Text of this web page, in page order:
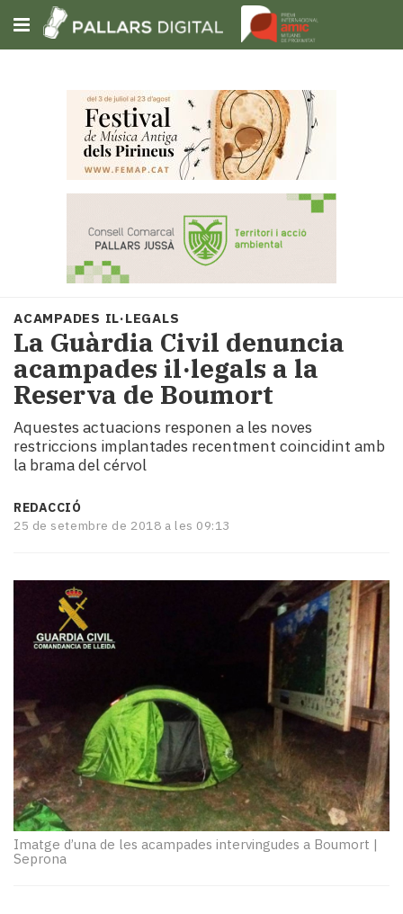
Subscriu-t'hi
Portada
Societat
Política
i
municipis
Economia
turisme
Cultura
Mai
tant!
mitjans
temps
Reportatges
A
escena!
Dis
la
teva!
Subscriptors
La
newsletter
del
ACAMPADES IL·LEGALS
La Guàrdia Civil denuncia
acampades il·legals a la
Reserva de Boumort
Aquestes actuacions responen a les noves
restriccions implantades recentment coincidint amb
la brama del cérvol
REDACCIÓ
25 de setembre de 2018 a les 09:13
Imatge d’una de les acampades intervingudes a Boumort |
Seprona